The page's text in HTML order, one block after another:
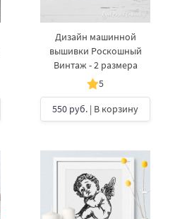
Дизайн машинной
вышивки Роскошный
Винтаж - 2 размера
5
550 руб. | В корзину